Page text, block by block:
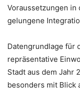
Voraussetzungen
gelungene
Datengrundlage für
repräsentative
Stadt aus dem Jahr
besonders mit Blick